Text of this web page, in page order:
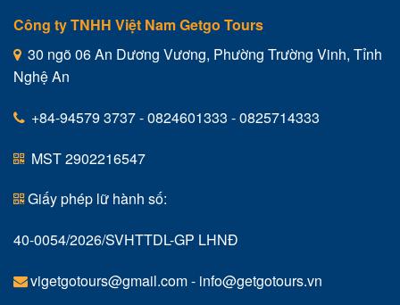
Công ty TNHH Việt Nam Getgo Tours
30 ngõ 06 An Dương Vương, Phường Trường Vinh, Tỉnh
Nghệ An
+84-94579 3737 - 0824601333 - 0825714333
MST 2902216547
Giấy phép lữ hành số:
40-0054/2026/SVHTTDL-GP LHNĐ
vigetgotours@gmail.com- info@getgotours.vn